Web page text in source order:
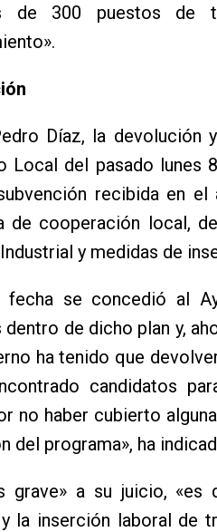
de 300 puestos de
Díaz, la devolución
Local del pasado
recibida en
de cooperación local,
y medidas de
fecha se concedió al
dentro de dicho plan y,
ha tenido que
candidatos
no haber cubierto
del programa», ha
grave» a su juicio,
la inserción laboral de